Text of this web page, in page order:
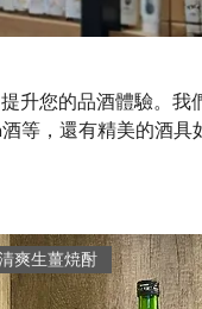
升您的品酒體驗。我
等，還有精美的酒具
爽生薑焼酎